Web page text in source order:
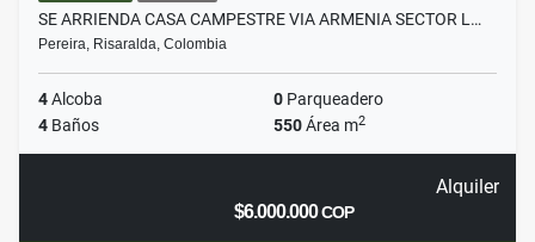
SE ARRIENDA CASA CAMPESTRE VIA ARMENIA SECTOR L…
Pereira, Risaralda, Colombia
4Alcoba 0 Parqueadero
4 Baños 550Área m2
Alquiler
$6.000.000COP